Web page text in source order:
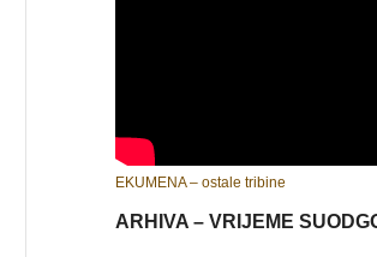
EKUMENA – ostale tribine
ARHIVA – VRIJEME